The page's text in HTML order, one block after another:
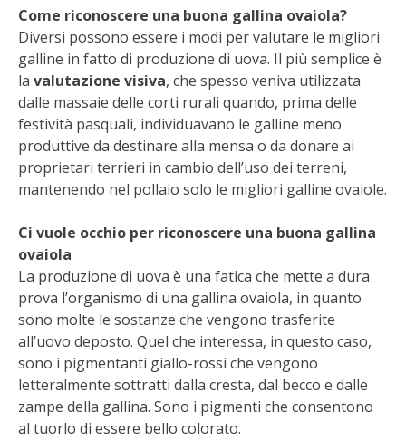
PRODOTTI
FARFALLE DELLA CAMPAGNA
PICCOLO POLLAIO
STORIE DEI LETTORI
CONSERVE DELL’ORTO
FACEM
STIHL
BLUMEN
Come riconoscere una buona gallina ovaiola?
Diversi possono essere i modi per valutare le migliori
galline in fatto di produzione di uova. Il più semplice è
la valutazione visiva, che spesso veniva utilizzata
dalle massaie delle corti rurali quando, prima delle
festività pasquali, individuavano le galline meno
produttive da destinare alla mensa o da donare ai
proprietari terrieri in cambio dell’uso dei terreni,
mantenendo nel pollaio solo le migliori galline ovaiole.
Ci vuole occhio per riconoscere una buona gallina
ovaiola
La produzione di uova è una fatica che mette a dura
prova l’organismo di una gallina ovaiola, in quanto
sono molte le sostanze che vengono trasferite
all’uovo deposto. Quel che interessa, in questo caso,
sono i pigmentanti giallo-rossi che vengono
letteralmente sottratti dalla cresta, dal becco e dalle
zampe della gallina. Sono i pigmenti che consentono
al tuorlo di essere bello colorato.